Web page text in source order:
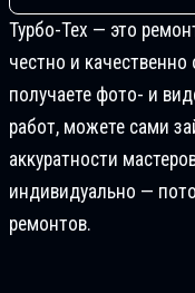
Турбо-Тех — это
честно и
получаете фото- и
работ, можете сами
аккуратности
индивидуально —
ремонтов.